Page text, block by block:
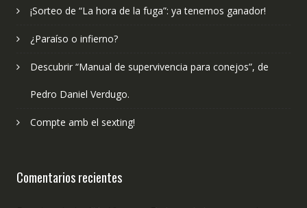
¡Sorteo de “La hora de la fuga”: ya tenemos ganador!
¿Paraíso o infierno?
Descubrir “Manual de supervivencia para conejos”, de
Pedro Daniel Verdugo.
Compte amb el sexting!
Comentarios recientes